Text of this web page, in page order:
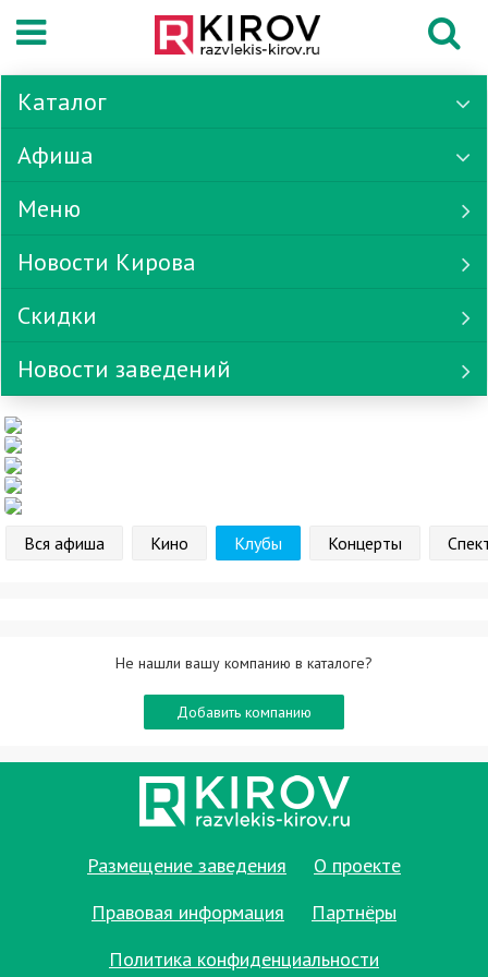
Каталог
Афиша
Меню
Новости Кирова
Скидки
Новости заведений
Вся афиша Кино Клубы Концерты
Не нашли вашу компанию в каталоге?
Добавить компанию
Размещение заведения
О проекте
Правовая информация
Партнёры
Политика конфиденциальности